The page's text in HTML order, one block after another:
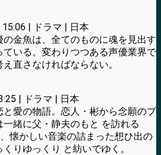
| ドラマ | 日本
金魚は、全てのものに魂を見出す
いる。変わりつつある声優業界で
直さなければならない。
| ドラマ | 日本
愛の物語。恋人・彬から念願のプ
緒に父・静夫のもと を訪れる
懐かしい音楽の詰まった想ひ出の
りゆっくり と紡いでゆく。